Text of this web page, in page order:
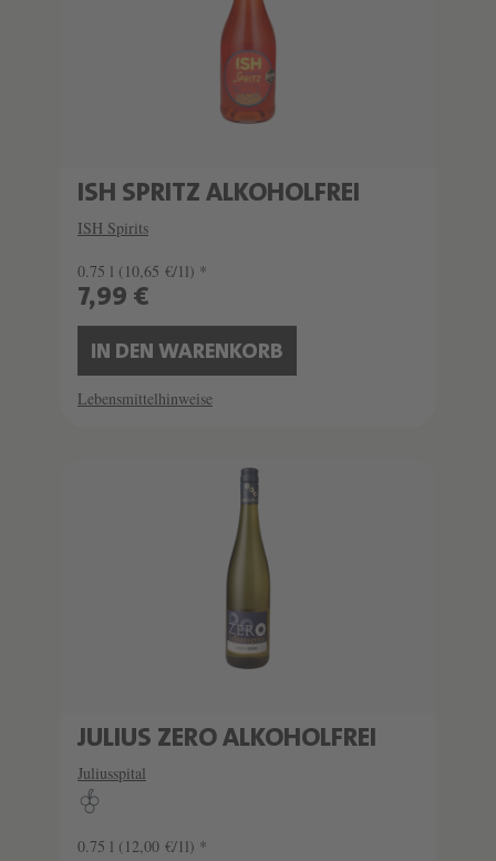
ISH SPRITZ ALKOHOLFREI
ISH Spirits
0.75 l (10,65 €/1l) *
7,99 €
IN DEN WARENKORB
Lebensmittelhinweise
JULIUS ZERO ALKOHOLFREI
Juliusspital
0.75 l (12,00 €/1l) *